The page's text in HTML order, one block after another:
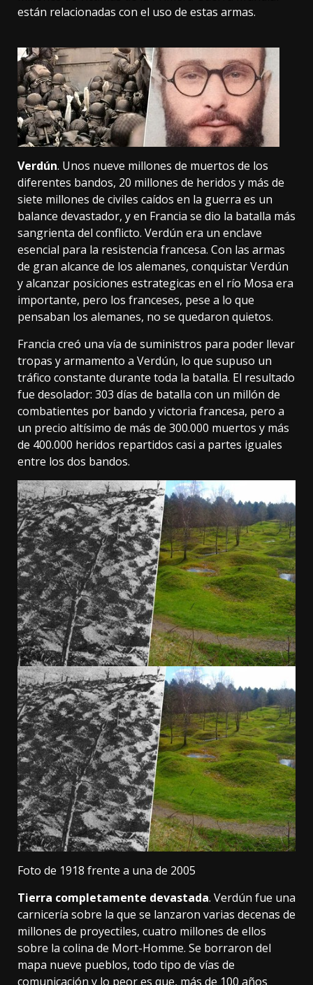
están relacionadas con el uso de estas armas.
Verdún. Unos nueve millones de muertos de los
diferentes bandos, 20 millones de heridos y más de
siete millones de civiles caídos en la guerra es un
balance devastador, y en Francia se dio la batalla más
sangrienta del conflicto. Verdún era un enclave
esencial para la resistencia francesa. Con las armas
de gran alcance de los alemanes, conquistar Verdún
y alcanzar posiciones estrategicas en el río Mosa era
importante, pero los franceses, pese a lo que
pensaban los alemanes, no se quedaron quietos.
Francia creó una vía de suministros para poder llevar
tropas y armamento a Verdún, lo que supuso un
tráfico constante durante toda la batalla. El resultado
fue desolador: 303 días de batalla con un millón de
combatientes por bando y victoria francesa, pero a
un precio altísimo de más de 300.000 muertos y más
de 400.000 heridos repartidos casi a partes iguales
entre los dos bandos.
Foto de 1918 frente a una de 2005
Tierra completamente devastada. Verdún fue una
carnicería sobre la que se lanzaron varias decenas de
millones de proyectiles, cuatro millones de ellos
sobre la colina de Mort-Homme. Se borraron del
mapa nueve pueblos, todo tipo de vías de
comunicación y lo peor es que, más de 100 años